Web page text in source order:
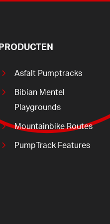
PRODUCTEN
Asfalt Pumptracks
Bibian Mentel
Playgrounds
Mountainbike Routes
PumpTrack Features